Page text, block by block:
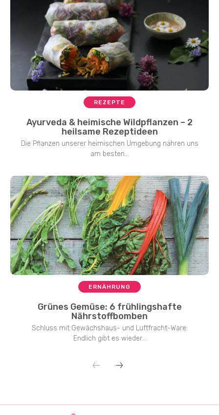
REZEPTE
Ayurveda & heimische Wildpflanzen – 2
heilsame Rezeptideen
Die Pflanzen unserer heimischen Umgebung nähren uns
am besten...
ERNÄHRUNG
Grünes Gemüse: 6 frühlingshafte
Nährstoffbomben
Schluss mit Gewächshaus- und Luftfracht-Ware:
Endlich gibt es wieder...